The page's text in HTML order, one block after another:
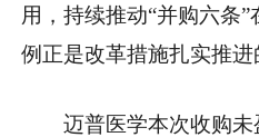
用，持续推动“并购六条
例正是改革措施扎实推进
迈普医学本次收购